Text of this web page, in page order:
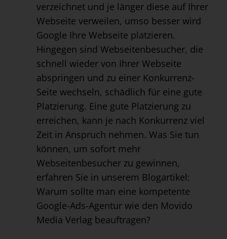
verzeichnet und je länger diese auf Ihrer
Webseite verweilen, umso besser wird
Google Ihre Webseite platzieren.
Hingegen sind Webseitenbesucher, die
schnell wieder von Ihrer Webseite
abspringen und zu einer Konkurrenz-
Seite wechseln, schädlich für eine gute
Platzierung. Eine gute Platzierung zu
erreichen, kann je nach Konkurrenz viel
Zeit in Anspruch nehmen. Was Sie tun
können, um sofort mehr
Webseitenbesucher zu gewinnen,
erfahren Sie in unserem Blogartikel:
Warum sollte man eine kompetente
Google-Ads-Agentur wie den Movido
Media Verlag beauftragen?